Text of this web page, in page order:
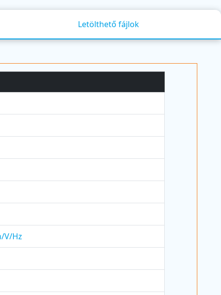
Letölthető fájlok
V/Hz